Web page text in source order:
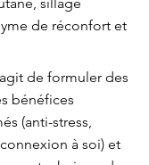
de réconfort et
de formuler des
bénéfices
(anti-stress,
à soi) et